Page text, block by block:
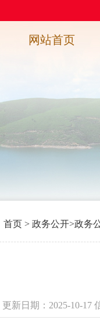
网站首页
首页 > 政务公开>政务
更新日期：2025-10-